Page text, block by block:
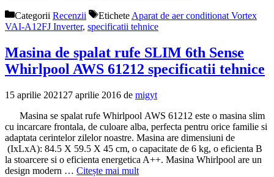
Categorii Recenzii Etichete Aparat de aer conditionat Vortex
VAI-A12FJ Inverter, specificatii tehnice
Masina de spalat rufe SLIM 6th Sense
Whirlpool AWS 61212 specificatii tehnice
15 aprilie 2021 27 aprilie 2016 de migyt
Masina se spalat rufe Whirlpool AWS 61212 este o masina slim
cu incarcare frontala, de culoare alba, perfecta pentru orice familie si
adaptata cerintelor zilelor noastre. Masina are dimensiuni de
(IxLxA): 84.5 X 59.5 X 45 cm, o capacitate de 6 kg, o eficienta B
la stoarcere si o eficienta energetica A++. Masina Whirlpool are un
design modern … Citește mai mult